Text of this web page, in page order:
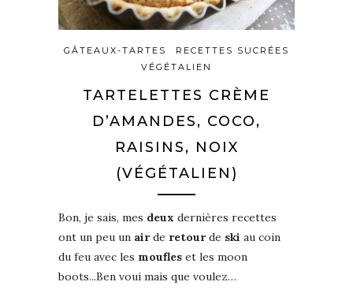
GÂTEAUX-TARTES
RECETTES SUCRÉES
VÉGÉTALIEN
TARTELETTES CRÈME
D’AMANDES, COCO,
RAISINS, NOIX
(VÉGÉTALIEN)
Bon, je sais, mes deux dernières recettes
ont un peu un airde retourde ski au coin
du feu avec les moufles et les moon
boots...Ben voui mais que voulez…